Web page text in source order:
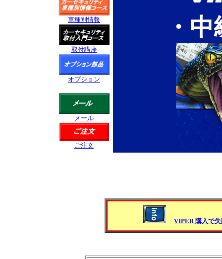
車種別情報
取付講座
オプション
メール
ご注文
・
VIPER 購入で